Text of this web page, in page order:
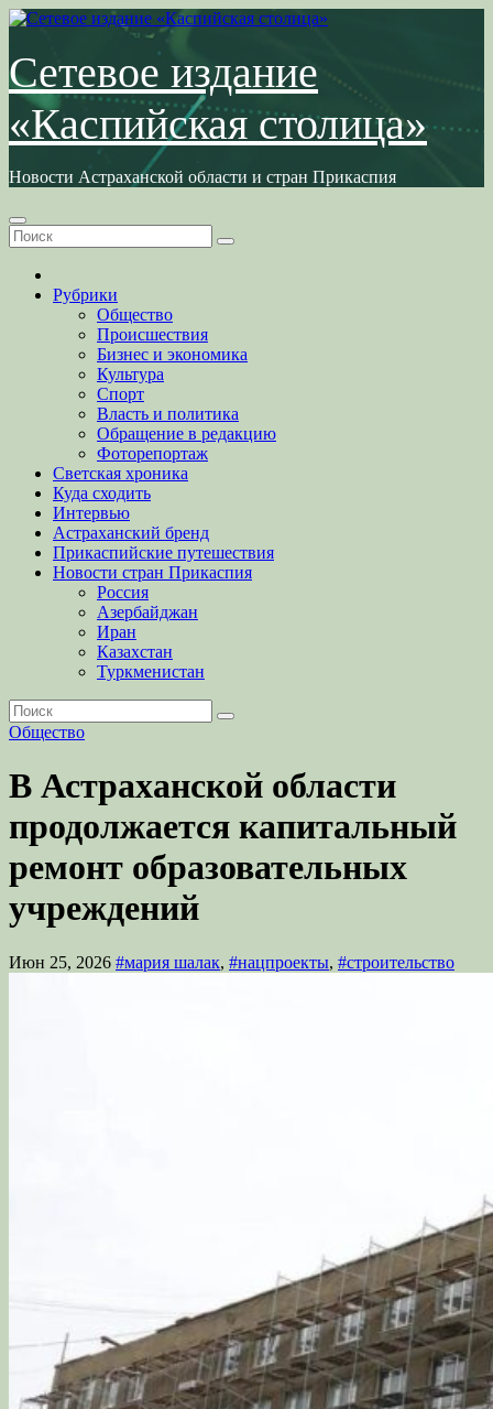
Перейти
содержимому
Сетевое издание
«Каспийская столица»
Новости Астраханской области и стран Прикаспия
Рубрики
Общество
Происшествия
Бизнес и экономика
Культура
Спорт
Власть и политика
Обращение в редакцию
Фоторепортаж
Светская хроника
Куда сходить
Интервью
Астраханский бренд
Прикаспийские путешествия
Новости стран Прикаспия
Россия
Азербайджан
Иран
Казахстан
Туркменистан
Общество
В Астраханской области
продолжается капитальный
ремонт образовательных
учреждений
Июн 25, 2026 #мария шалак, #нацпроекты, #строительство